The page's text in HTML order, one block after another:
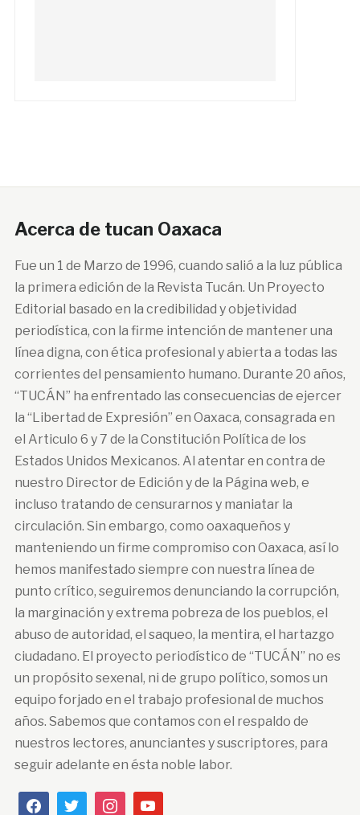
Acerca de tucan Oaxaca
Fue un 1 de Marzo de 1996, cuando salió a la luz pública
la primera edición de la Revista Tucán. Un Proyecto
Editorial basado en la credibilidad y objetividad
periodística, con la firme intención de mantener una
línea digna, con ética profesional y abierta a todas las
corrientes del pensamiento humano. Durante 20 años,
“TUCÁN” ha enfrentado las consecuencias de ejercer
la “Libertad de Expresión” en Oaxaca, consagrada en
el Articulo 6 y 7 de la Constitución Política de los
Estados Unidos Mexicanos. Al atentar en contra de
nuestro Director de Edición y de la Página web, e
incluso tratando de censurarnos y maniatar la
circulación. Sin embargo, como oaxaqueños y
manteniendo un firme compromiso con Oaxaca, así lo
hemos manifestado siempre con nuestra línea de
punto crítico, seguiremos denunciando la corrupción,
la marginación y extrema pobreza de los pueblos, el
abuso de autoridad, el saqueo, la mentira, el hartazgo
ciudadano. El proyecto periodístico de “TUCÁN” no es
un propósito sexenal, ni de grupo político, somos un
equipo forjado en el trabajo profesional de muchos
años. Sabemos que contamos con el respaldo de
nuestros lectores, anunciantes y suscriptores, para
seguir adelante en ésta noble labor.